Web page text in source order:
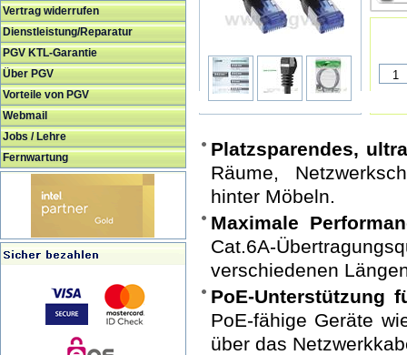
Vertrag widerrufen
Dienstleistung/Reparatur
PGV KTL-Garantie
Über PGV
Vorteile von PGV
Webmail
Jobs / Lehre
Fernwartung
Platzsparendes,
Räume,
hinter Möbeln.
Maximale
Cat.6A-
verschiedenen
PoE-Unterstützung
PoE-fähige Geräte
über das